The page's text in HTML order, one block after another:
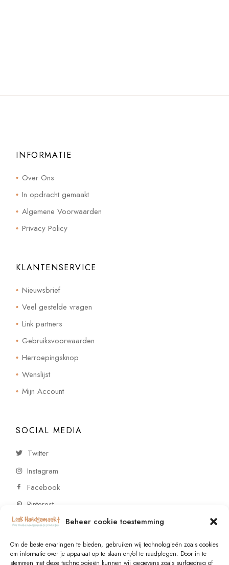
Beheer cookie toestemming
Om de beste ervaringen te bieden, gebruiken wij technologieën zoals cookies
om informatie over je apparaat op te slaan en/of te raadplegen. Door in te
stemmen met deze technologieën kunnen wij gegevens zoals surfgedrag of
INFORMATIE
Over Ons
In opdracht gemaakt
Algemene Voorwaarden
Privacy Policy
KLANTENSERVICE
Nieuwsbrief
Veel gestelde vragen
Link partners
Gebruiksvoorwaarden
Herroepingsknop
Wenslijst
Mijn Account
SOCIAL MEDIA
Twitter
Instagram
Facebook
Pinterest
CONTACT